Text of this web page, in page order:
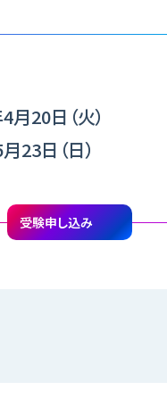
20日（火）
23日（日）
受験申し込み